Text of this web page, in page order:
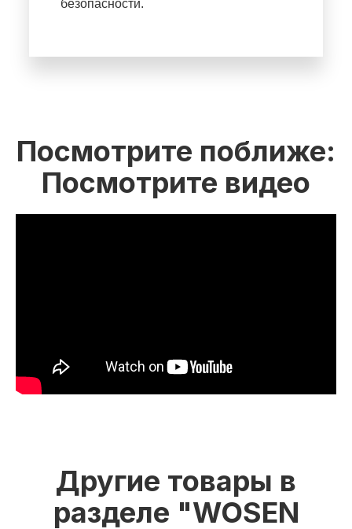
безопасности.
Посмотрите поближе:
Посмотрите видео
Другие товары в
разделе "WOSEN